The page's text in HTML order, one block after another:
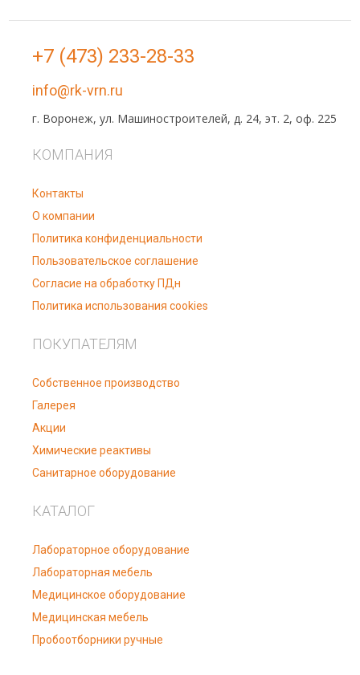
+7 (473) 233-28-33
info@rk-vrn.ru
г. Воронеж, ул. Машиностроителей, д. 24, эт. 2, оф. 225
КОМПАНИЯ
Контакты
О компании
Политика конфиденциальности
Пользовательское соглашение
Согласие на обработку ПДн
Политика использования cookies
ПОКУПАТЕЛЯМ
Собственное производство
Галерея
Акции
Химические реактивы
Санитарное оборудование
КАТАЛОГ
Лабораторное оборудование
Лабораторная мебель
Медицинское оборудование
Медицинская мебель
Пробоотборники ручные